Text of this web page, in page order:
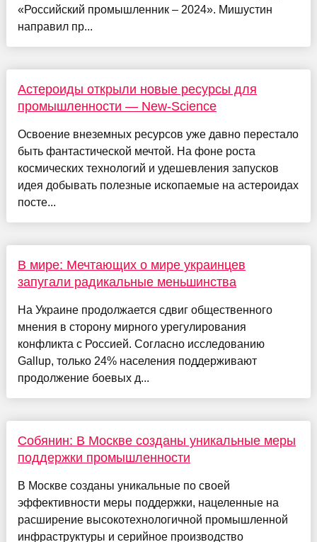
«Российский промышленник – 2024». Мишустин
направил пр...
Астероиды открыли новые ресурсы для
промышленности — New-Science
Освоение внеземных ресурсов уже давно перестало
быть фантастической мечтой. На фоне роста
космических технологий и удешевления запусков
идея добывать полезные ископаемые на астероидах
посте...
В мире: Мечтающих о мире украинцев
запугали радикальные меньшинства
На Украине продолжается сдвиг общественного
мнения в сторону мирного урегулирования
конфликта с Россией. Согласно исследованию
Gallup, только 24% населения поддерживают
продолжение боевых д...
Собянин: В Москве созданы уникальные меры
поддержки промышленности
В Москве созданы уникальные по своей
эффективности меры поддержки, нацеленные на
расширение высокотехнологичной промышленной
инфраструктуры и серийное производство